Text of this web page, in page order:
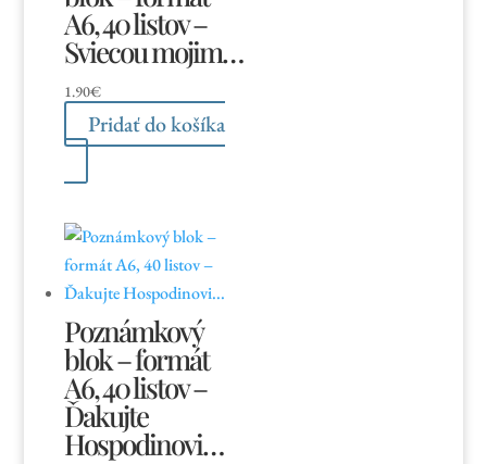
A6, 40 listov –
Sviecou mojim…
1.90€
Pridať do košíka
Poznámkový
blok – formát
A6, 40 listov –
Ďakujte
Hospodinovi…